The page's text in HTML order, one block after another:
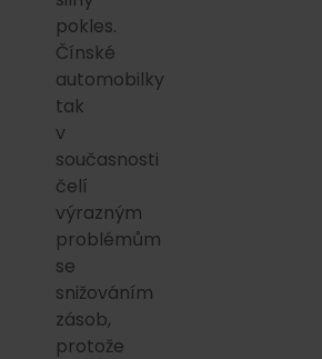
pokles.
Čínské
automobilky
tak
v
současnosti
čelí
výrazným
problémům
se
snižováním
zásob,
protože